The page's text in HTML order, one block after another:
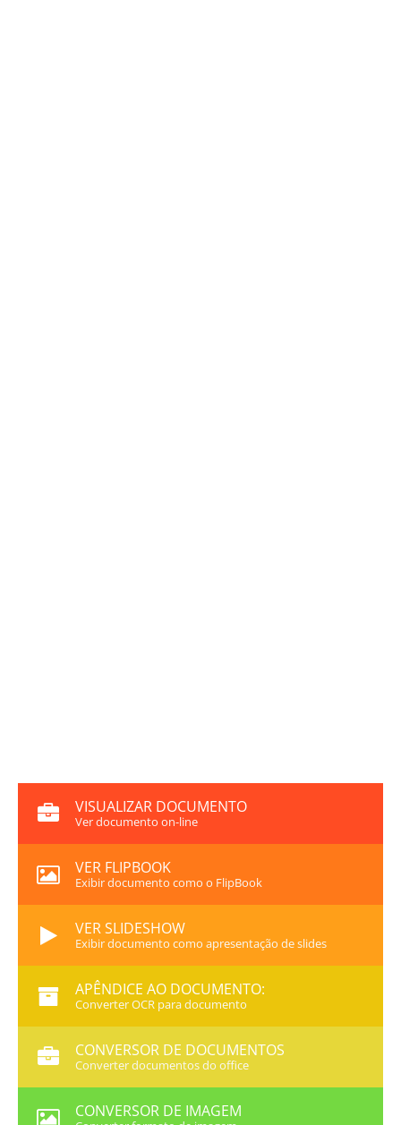
VISUALIZAR DOCUMENTO
Ver documento on-line
VER FLIPBOOK
Exibir documento como o FlipBook
VER SLIDESHOW
Exibir documento como apresentação de slides
APÊNDICE AO DOCUMENTO:
Converter OCR para documento
CONVERSOR DE DOCUMENTOS
Converter documentos do office
CONVERSOR DE IMAGEM